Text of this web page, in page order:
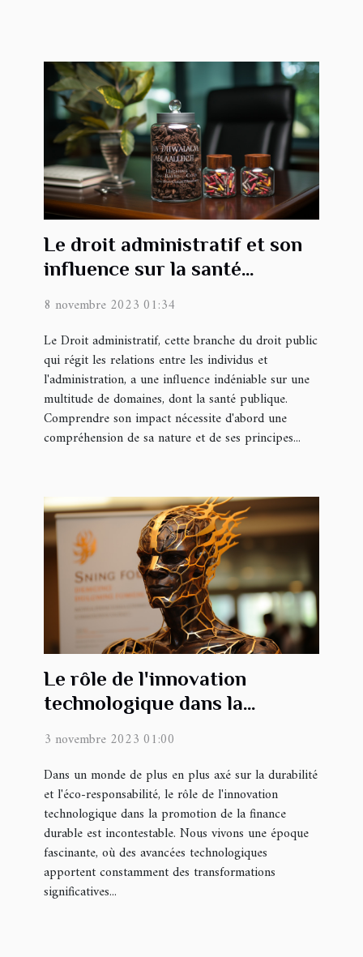
Le droit administratif et son
influence sur la santé
8 novembre 2023 01:34
Le Droit administratif, cette branche du droit public
qui régit les relations entre les individus et
l'administration, a une influence indéniable sur une
multitude de domaines, dont la santé publique.
Comprendre son impact nécessite d'abord une
compréhension de sa nature et de ses principes...
Le rôle de l'innovation
technologique dans la
3 novembre 2023 01:00
Dans un monde de plus en plus axé sur la durabilité
et l'éco-responsabilité, le rôle de l'innovation
technologique dans la promotion de la finance
durable est incontestable. Nous vivons une époque
fascinante, où des avancées technologiques
apportent constamment des transformations
significatives...